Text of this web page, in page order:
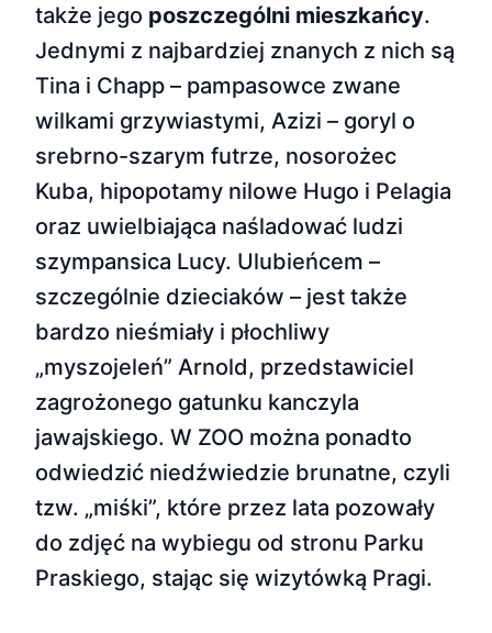
także jego poszczególni mieszkańcy.
Jednymi z najbardziej znanych z nich są
Tina i Chapp – pampasowce zwane
wilkami grzywiastymi, Azizi – goryl o
srebrno-szarym futrze, nosorożec
Kuba, hipopotamy nilowe Hugo i Pelagia
oraz uwielbiająca naśladować ludzi
szympansica Lucy. Ulubieńcem –
szczególnie dzieciaków – jest także
bardzo nieśmiały i płochliwy
„myszojeleń” Arnold, przedstawiciel
zagrożonego gatunku kanczyla
jawajskiego. W ZOO można ponadto
odwiedzić niedźwiedzie brunatne, czyli
tzw. „miśki”, które przez lata pozowały
do zdjęć na wybiegu od stronu Parku
Praskiego, stając się wizytówką Pragi.